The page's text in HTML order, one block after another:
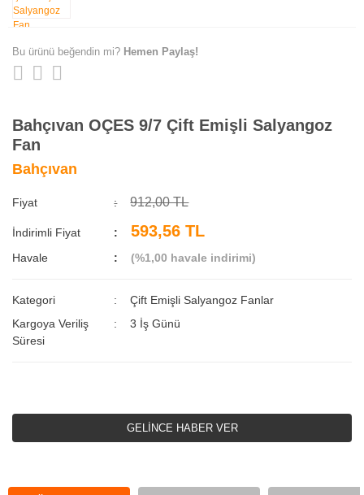
Bu ürünü beğendin mi? Hemen Paylaş!
Bahçıvan OÇES 9/7 Çift Emişli Salyangoz
Fan
Bahçıvan
Fiyat 912,00 TL
İndirimli Fiyat 593,56 TL
Havale (%1,00 havale indirimi)
Kategori
Çift Emişli Salyangoz Fanlar
Kargoya Veriliş
Süresi
3 İş Günü
GELİNCE HABER VER